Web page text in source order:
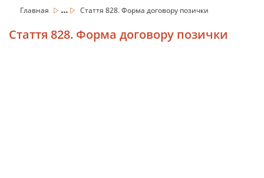
Главная ... Стаття 828. Форма договору позички
Стаття 828. Форма договору позички